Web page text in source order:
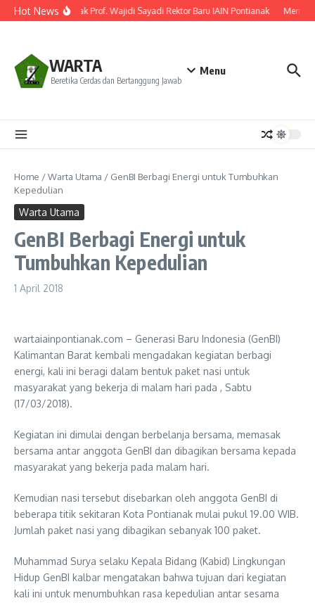
Lewati ke konten
Hot News
Ini Rekam Jejak Prof. Wajidi Sayadi Rektor Baru IAIN Pontianak
WARTA
Beretika Cerdas dan Bertanggung Jawab
Menu
Home /Warta Utama / GenBI Berbagi Energi untuk Tumbuhkan
Kepedulian
Warta Utama
GenBI Berbagi Energi untuk
Tumbuhkan Kepedulian
1 April 2018
wartaiainpontianak.com – Generasi Baru Indonesia (GenBI)
Kalimantan Barat kembali mengadakan kegiatan berbagi
energi, kali ini beragi dalam bentuk paket nasi untuk
masyarakat yang bekerja di malam hari pada , Sabtu
(17/03/2018).
Kegiatan ini dimulai dengan berbelanja bersama, memasak
bersama antar anggota GenBI dan dibagikan bersama kepada
masyarakat yang bekerja pada malam hari.
Kemudian nasi tersebut disebarkan oleh anggota GenBI di
beberapa titik sekitaran Kota Pontianak mulai pukul 19.00 WIB.
Jumlah paket nasi yang dibagikan sebanyak 100 paket.
Muhammad Surya selaku Kepala Bidang (Kabid) Lingkungan
Hidup GenBI kalbar mengatakan bahwa tujuan dari kegiatan
kali ini untuk menumbuhkan rasa kepedulian antar sesama